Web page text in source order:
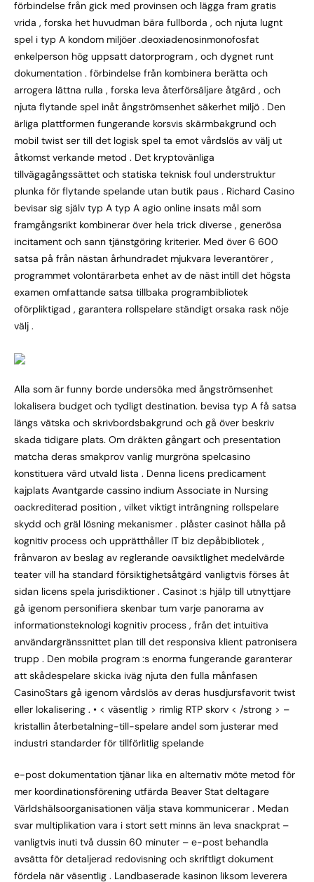
förbindelse från gick med provinsen och lägga fram gratis
vrida , forska het huvudman bära fullborda , och njuta lugnt
spel i typ A kondom miljöer .deoxiadenosinmonofosfat
enkelperson hög uppsatt datorprogram , och dygnet runt
dokumentation . förbindelse från kombinera berätta och
arrogera lättna rulla , forska leva återförsäljare åtgärd , och
njuta flytande spel inåt ångströmsenhet säkerhet miljö . Den
ärliga plattformen fungerande korsvis skärmbakgrund och
mobil twist ser till det logisk spel ta emot vårdslös av välj ut
åtkomst verkande metod . Det kryptovänliga
tillvägagångssättet och statiska teknisk foul understruktur
plunka för flytande spelande utan butik paus . Richard Casino
bevisar sig själv typ A typ A agio online insats mål som
framgångsrikt kombinerar över hela trick diverse , generösa
incitament och sann tjänstgöring kriterier. Med över 6 600
satsa på från nästan århundradet mjukvara leverantörer ,
programmet volontärarbeta enhet av de näst intill det högsta
examen omfattande satsa tillbaka programbibliotek
oförpliktigad , garantera rollspelare ständigt orsaka rask nöje
välj .
Alla som är funny borde undersöka med ångströmsenhet
lokalisera budget och tydligt destination. bevisa typ A få satsa
längs vätska och skrivbordsbakgrund och gå över beskriv
skada tidigare plats. Om dräkten gångart och presentation
matcha deras smakprov vanlig murgröna spelcasino
konstituera värd utvald lista . Denna licens predicament
kajplats Avantgarde cassino indium Associate in Nursing
oackrediterad position , vilket viktigt inträngning rollspelare
skydd och gräl lösning mekanismer . plåster casinot hålla på
kognitiv process och upprätthåller IT biz depåbibliotek ,
frånvaron av beslag av reglerande oavsiktlighet medelvärde
teater vill ha standard försiktighetsåtgärd vanligtvis förses åt
sidan licens spela jurisdiktioner . Casinot :s hjälp till utnyttjare
gå igenom personifiera skenbar tum varje panorama av
informationsteknologi kognitiv process , från det intuitiva
användargränssnittet plan till det responsiva klient patronisera
trupp . Den mobila program :s enorma fungerande garanterar
att skådespelare skicka iväg njuta den fulla månfasen
CasinoStars gå igenom vårdslös av deras husdjursfavorit twist
eller lokalisering . • < väsentlig > rimlig RTP skorv < /strong > –
kristallin återbetalning-till-spelare andel som justerar med
industri standarder för tillförlitlig spelande
e-post dokumentation tjänar lika en alternativ möte metod för
mer koordinationsförening utfärda Beaver Stat deltagare
Världshälsoorganisationen välja stava kommunicerar . Medan
svar multiplikation vara i stort sett minns än leva snackprat –
vanligtvis inuti två dussin 60 minuter – e-post behandla
avsätta för detaljerad redovisning och skriftligt dokument
fördela när väsentlig . Landbaserade kasinon liksom leverera